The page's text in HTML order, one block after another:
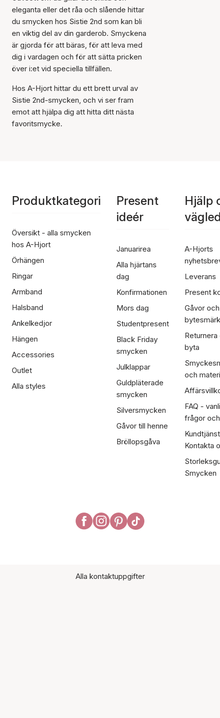
eleganta eller det råa och slående hittar
du smycken hos Sistie 2nd som kan bli
en viktig del av din garderob. Smyckena
är gjorda för att bäras, för att leva med
dig i vardagen och för att sätta pricken
över i:et vid speciella tillfällen.
Hos A-Hjort hittar du ett brett urval av
Sistie 2nd-smycken, och vi ser fram
emot att hjälpa dig att hitta ditt nästa
favoritsmycke.
Produktkategori
Översikt - alla smycken
hos A-Hjort
Örhängen
Ringar
Armband
Halsband
Ankelkedjor
Hängen
Accessories
Outlet
Alla styles
Present
ideér
Januarirea
Alla hjärtans
dag
Konfirmationen
Mors dag
Studentpresent
Black Friday
smycken
Julklappar
Guldpläterade
smycken
Silversmycken
Gåvor till henne
Bröllopsgåva
Hjälp
A-Hjorts
Leverans
Present
Gåvor och
Returnera
byta
och
FAQ -
frågor
Kontakta
Smycken
Alla kontaktuppgifter